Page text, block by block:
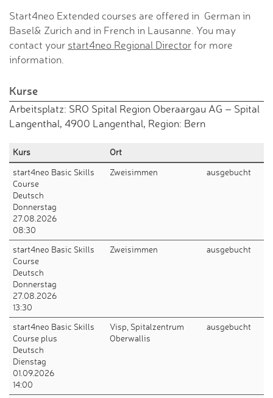
Start4neo Extended courses are offered in German in
Basel& Zurich and in French in Lausanne. You may
contact your start4neo Regional Director for more
information.
Kurse
Arbeitsplatz: SRO Spital Region Oberaargau AG – Spital
Langenthal, 4900 Langenthal, Region: Bern
Kurs Ort
start4neo Basic Skills
Course
Deutsch
Donnerstag
27.08.2026
08:30
Zweisimmen ausgebucht
start4neo Basic Skills
Course
Deutsch
Donnerstag
27.08.2026
13:30
Zweisimmen ausgebucht
start4neo Basic Skills
Course plus
Deutsch
Dienstag
01.09.2026
14:00
Visp, Spitalzentrum
Oberwallis
ausgebucht